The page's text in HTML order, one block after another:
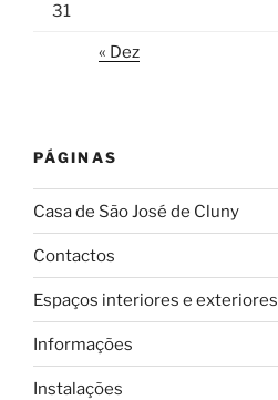
31
« Dez
PÁGINAS
Casa de São José de Cluny
Contactos
Espaços interiores e exteriores
Informações
Instalações